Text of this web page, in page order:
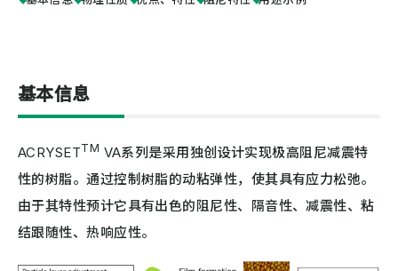
基本信息
ACRYSETTM VA系列是采用独创设计实现极高阻尼减震特
性的树脂。通过控制树脂的动粘弹性，使其具有应力松弛。
由于其特性预计它具有出色的阻尼性、隔音性、减震性、粘
结跟随性、热响应性。